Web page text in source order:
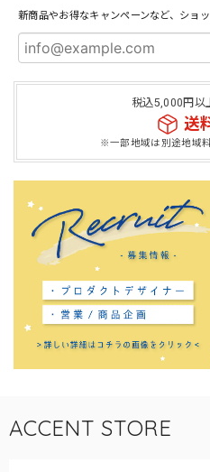
新商品やお得なキャンペーンなど、ショ
税込5,000円以
送
※一部地域は別途地域
ACCENT STORE